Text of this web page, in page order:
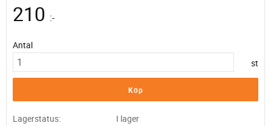
210 :-
Antal
st
Köp
Lagerstatus
I lager